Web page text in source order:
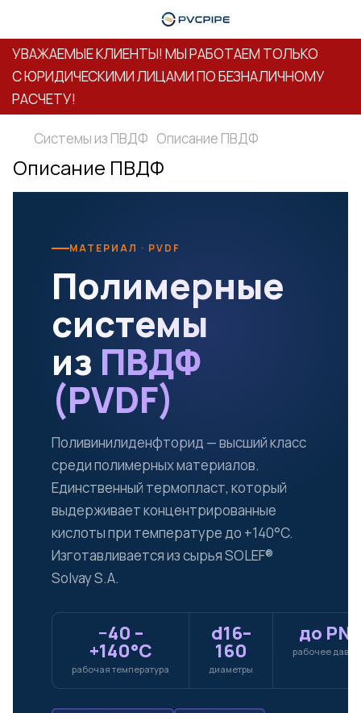
УВАЖАЕМЫЕ КЛИЕНТЫ! МЫ РАБОТАЕМ ТОЛЬКО
С ЮРИДИЧЕСКИМИ ЛИЦАМИ ПО БЕЗНАЛИЧНОМУ
РАСЧЕТУ!
Системы из ПВДФ Описание ПВДФ
Описание ПВДФ
МАТЕРИАЛ · PVDF
Полимерные
системы
из ПВДФ
(PVDF)
Поливинилиденфторид — высший класс
среди полимерных материалов.
Единственный термопласт, который
выдерживает концентрированные
кислоты при температуре до +140°C.
Изготавливается из сырья SOLEF®
Solvay S.A.
−40 –
+140°C
рабочая температура
d16–
160
диаметры
до
рабочее